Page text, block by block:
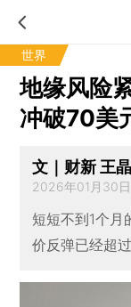
世界
地缘风险
冲破70美
文｜财新 王晶
2026年01月30
短短不到1个月
价反弹已经超